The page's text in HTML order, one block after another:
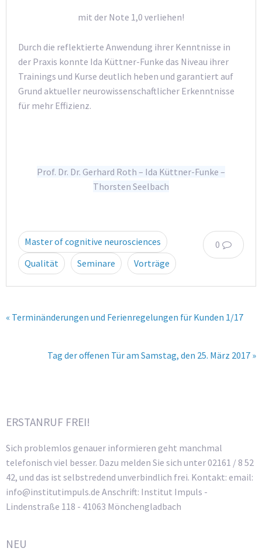
mit der Note 1,0 verliehen!
Durch die reflektierte Anwendung ihrer Kenntnisse in
der Praxis konnte Ida Küttner-Funke das Niveau ihrer
Trainings und Kurse deutlich heben und garantiert auf
Grund aktueller neurowissenschaftlicher Erkenntnisse
für mehr Effizienz.
Prof. Dr. Dr. Gerhard Roth – Ida Küttner-Funke –
Thorsten Seelbach
0
Master of cognitive neurosciences
Qualität
Seminare Vorträge
« Terminänderungen und Ferienregelungen für Kunden 1/17
Tag der offenen Tür am Samstag, den 25. März 2017 »
ERSTANRUF FREI!
Sich problemlos genauer informieren geht manchmal
telefonisch viel besser. Dazu melden Sie sich unter 02161 / 8 52
42, und das ist selbstredend unverbindlich frei. Kontakt: email:
info@institutimpuls.de Anschrift: Institut Impuls -
Lindenstraße 118 - 41063 Mönchengladbach
NEU